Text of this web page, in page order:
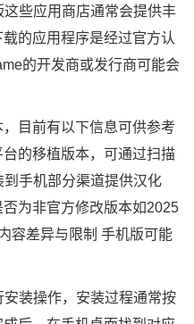
些应用商店通常会提供丰
的应用程序是经过官方认
的开发商或发行商可能会
目前有以下信息可供参考
的移植版本，可通过扫描
手机部分渠道提供汉化
为非官方修改版本如2025
容差异与限制 手机版可能
装操作，安装过程通常按